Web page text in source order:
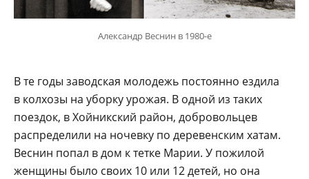
Александр Веснин в 1980-е
В те годы заводская молодежь постоянно ездила
в колхозы на уборку урожая. В одной из таких
поездок, в Хойникский район, добровольцев
распределили на ночевку по деревенским хатам.
Веснин попал в дом к тетке Марии. У пожилой
женщины было своих 10 или 12 детей, но она